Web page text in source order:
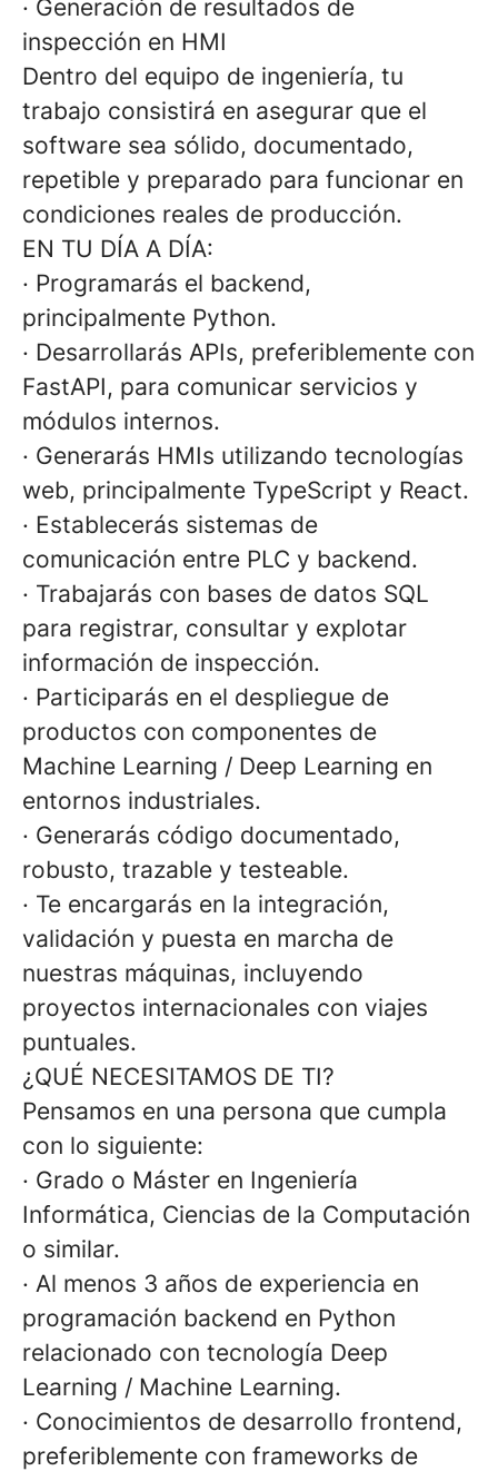
· Generación de resultados de
inspección en HMI
Dentro del equipo de ingeniería, tu
trabajo consistirá en asegurar que el
software sea sólido, documentado,
repetible y preparado para funcionar en
condiciones reales de producción.
EN TU DÍA A DÍA:
· Programarás el backend,
principalmente Python.
· Desarrollarás APIs, preferiblemente con
FastAPI, para comunicar servicios y
módulos internos.
· Generarás HMIs utilizando tecnologías
web, principalmente TypeScript y React.
· Establecerás sistemas de
comunicación entre PLC y backend.
· Trabajarás con bases de datos SQL
para registrar, consultar y explotar
información de inspección.
· Participarás en el despliegue de
productos con componentes de
Machine Learning / Deep Learning en
entornos industriales.
· Generarás código documentado,
robusto, trazable y testeable.
· Te encargarás en la integración,
validación y puesta en marcha de
nuestras máquinas, incluyendo
proyectos internacionales con viajes
puntuales.
¿QUÉ NECESITAMOS DE TI?
Pensamos en una persona que cumpla
con lo siguiente:
· Grado o Máster en Ingeniería
Informática, Ciencias de la Computación
o similar.
· Al menos 3 años de experiencia en
programación backend en Python
relacionado con tecnología Deep
Learning / Machine Learning.
· Conocimientos de desarrollo frontend,
preferiblemente con frameworks de